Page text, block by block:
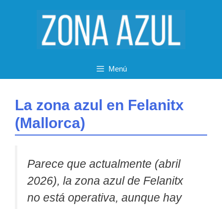
Menú
La zona azul en Felanitx
(Mallorca)
Parece que actualmente (abril
2026), la zona azul de Felanitx
no está operativa, aunque hay